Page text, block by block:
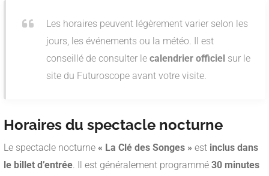
Les horaires peuvent légèrement varier selon les
jours, les événements ou la météo. Il est
conseillé de consulter le calendrier officiel sur le
site du Futuroscope avant votre visite.
Horaires du spectacle nocturne
Le spectacle nocturne « La Clé des Songes » est inclus dans
le billet d’entrée. Il est généralement programmé 30 minutes